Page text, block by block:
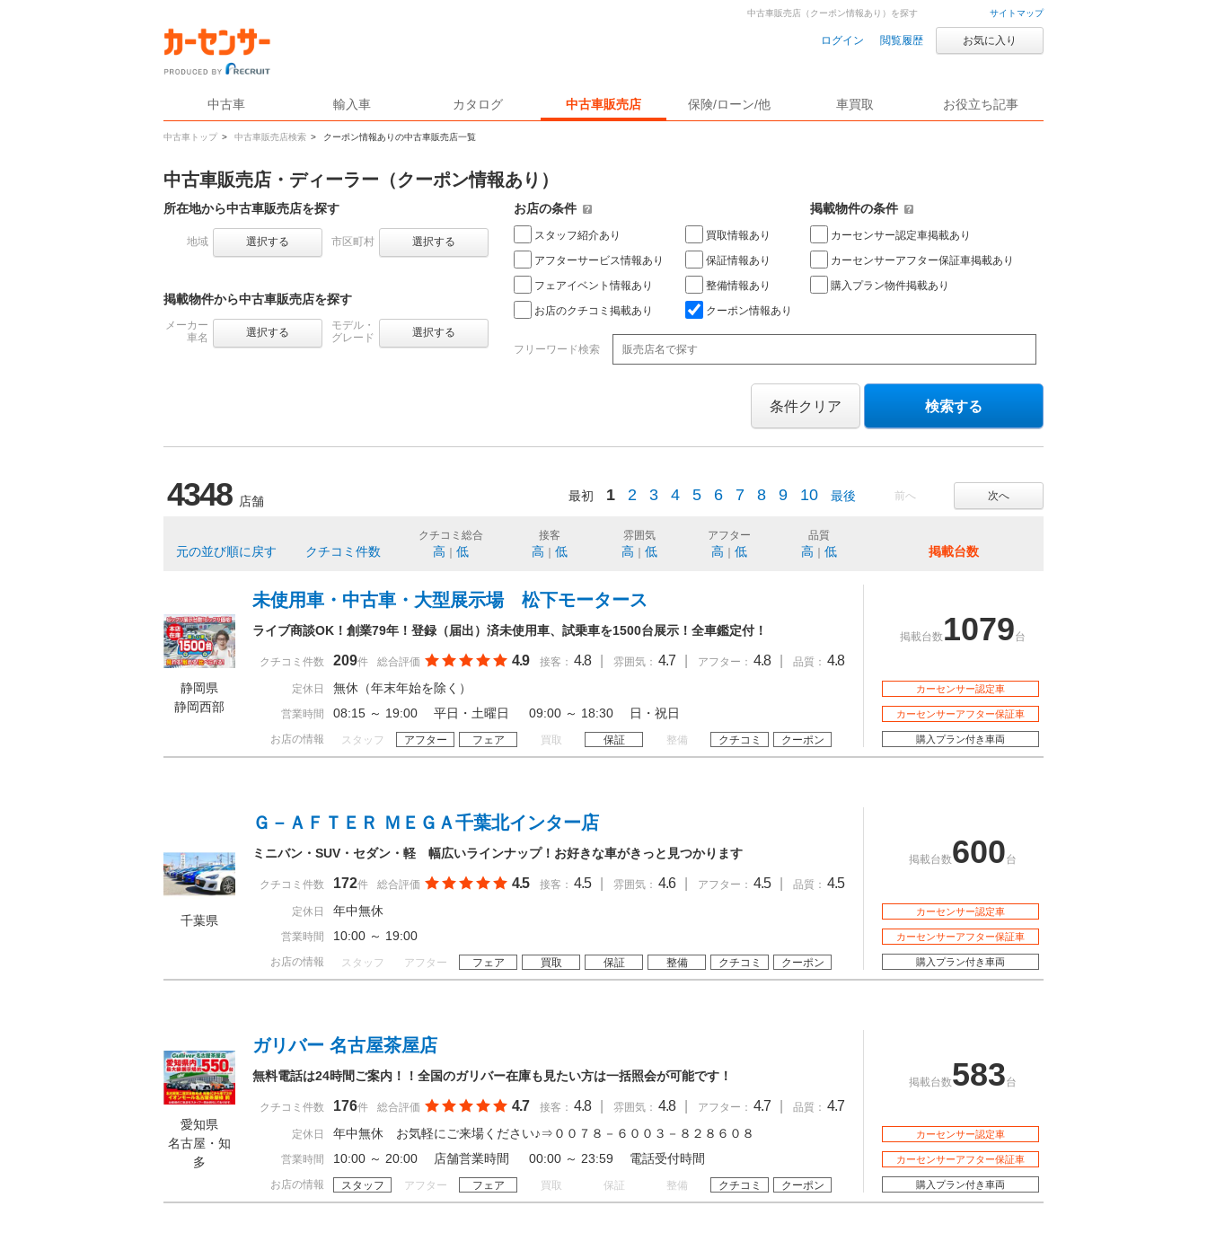
サイトマップ
ログイン 閲覧履歴 お気に入り
中古車 輸入車 カタログ 中古車販売店 保険/ローン/他 車買取 お役立ち記事
中古車トップ > 中古車販売店検索 > クーポン情報ありの中古車販売店一覧
中古車販売店（クーポン情報あり）を探す
中古車販売店・ディーラー（クーポン情報あり）
所在地から中古車販売店を探す
地域 選択する 市区町村 選択する
掲載物件から中古車販売店を探す
メーカー
車名
選択する
モデル・
グレード
選択する
お店の条件
スタッフ紹介あり
アフターサービス情報あり
フェアイベント情報あり
お店のクチコミ掲載あり
買取情報あり
保証情報あり
整備情報あり
クーポン情報あり
掲載物件の条件
カーセンサー認定車掲載あり
カーセンサーアフター保証車掲載あり
購入プラン物件掲載あり
フリーワード検索
条件クリア 検索する
4348 店舗 前へ 次へ
最初 1 2 3 4 5 6 7 8 9 10 最後
元の並び順に戻す クチコミ件数
クチコミ総合
高 低
接客
高 低
雰囲気
高 低
アフター
高 低
品質
高 低 掲載台数
静岡県
静岡西部
未使用車・中古車・大型展示場 松下モータース
ライブ商談OK！創業79年！登録（届出）済未使用車、試乗車を1500台展示！全車鑑定付！
クチコミ件数 209件 総合評価 4.9 接客： 4.8 雰囲気： 4.7 アフター： 4.8 品質： 4.8
定休日 無休（年末年始を除く）
営業時間 08:15 ～ 19:00 平日・土曜日 09:00 ～ 18:30 日・祝日
お店の情報 スタッフ アフター フェア 買取 保証 整備 クチコミ クーポン
掲載台数 1079台
カーセンサー認定車
カーセンサーアフター保証車
購入プラン付き車両
千葉県
Ｇ－ＡＦＴＥＲ ＭＥＧＡ千葉北インター店
ミニバン・SUV・セダン・軽 幅広いラインナップ！お好きな車がきっと見つかります
クチコミ件数 172件 総合評価 4.5 接客： 4.5 雰囲気： 4.6 アフター： 4.5 品質： 4.5
定休日 年中無休
営業時間 10:00 ～ 19:00
お店の情報 スタッフ アフター フェア 買取 保証 整備 クチコミ クーポン
掲載台数600台
カーセンサー認定車
カーセンサーアフター保証車
購入プラン付き車両
愛知県
名古屋・知
多
ガリバー 名古屋茶屋店
無料電話は24時間ご案内！！全国のガリバー在庫も見たい方は一括照会が可能です！
クチコミ件数 176件 総合評価 4.7 接客： 4.8 雰囲気： 4.8 アフター： 4.7 品質： 4.7
定休日 年中無休 お気軽にご来場ください♪⇒００７８－６００３－８２８６０８
営業時間 10:00 ～ 20:00 店舗営業時間 00:00 ～ 23:59 電話受付時間
お店の情報 スタッフ アフター フェア 買取 保証 整備 クチコミ クーポン
掲載台数583台
カーセンサー認定車
カーセンサーアフター保証車
購入プラン付き車両